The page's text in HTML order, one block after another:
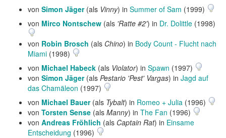
von Simon Jäger(als Vinny) in Summer of Sam (1999)
von Mirco Nontschew (als 'Ratte #2') in Dr. Dolittle (1998)
von Robin Brosch (als Chino) in Body Count - Flucht nach
Miami (1998)
von Michael Habeck (als Violator) in Spawn (1997)
von Simon Jäger(als Pestario 'Pest' Vargas) in Jagd auf
das Chamäleon (1997)
von Michael Bauer(als Tybalt) in Romeo + Julia (1996)
von Torsten Sense (als Manny) in The Fan (1996)
von Andreas Fröhlich (als Captain Rat) in Einsame
Entscheidung (1996)